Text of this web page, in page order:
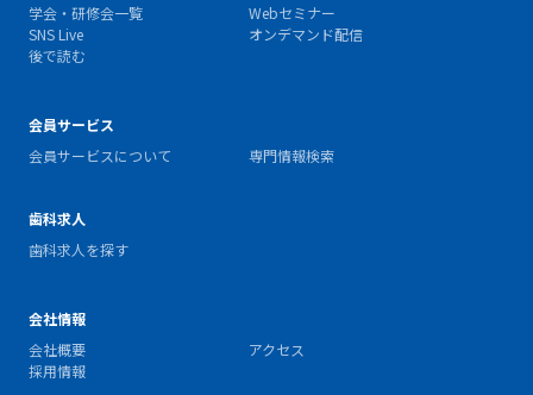
学会・研修会一覧
Webセミナー
SNS Live
オンデマンド配信
後で読む
会員サービス
会員サービスについて
専門情報検索
歯科求人
歯科求人を探す
会社情報
会社概要
アクセス
採用情報